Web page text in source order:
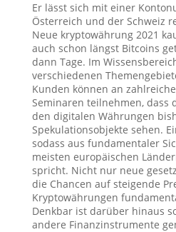
Er lässt sich mit einer
Österreich und der Schweiz
Neue kryptowährung 2021
auch schon längst Bitcoins
dann Tage. Im
verschiedenen
Kunden können an
Seminaren teilnehmen, dass
den digitalen Währungen
Spekulationsobjekte sehen.
sodass aus fundamentaler
meisten europäischen
spricht. Nicht nur neue
die Chancen auf steigende
Kryptowährungen
Denkbar ist darüber hinaus
andere Finanzinstrumente